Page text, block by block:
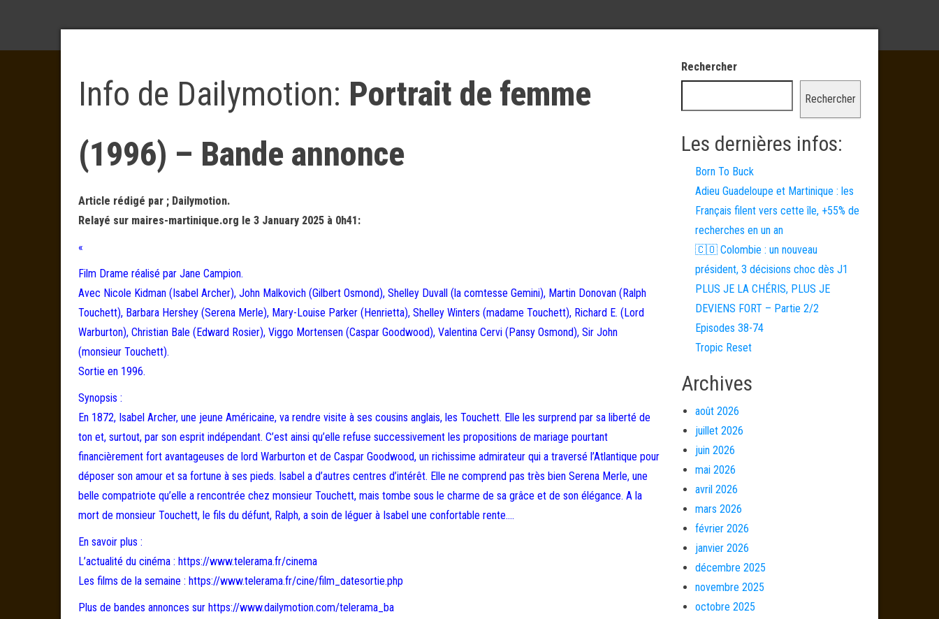
Info de Dailymotion: Portrait de femme
(1996) – Bande annonce
Article rédigé par ; Dailymotion.
Relayé sur maires-martinique.org le 3 January 2025 à 0h41:
«
Film Drame réalisé par Jane Campion.
Avec Nicole Kidman (Isabel Archer), John Malkovich (Gilbert Osmond), Shelley Duvall (la comtesse Gemini), Martin Donovan (Ralph
Touchett), Barbara Hershey (Serena Merle), Mary-Louise Parker (Henrietta), Shelley Winters (madame Touchett), Richard E. (Lord
Warburton), Christian Bale (Edward Rosier), Viggo Mortensen (Caspar Goodwood), Valentina Cervi (Pansy Osmond), Sir John
(monsieur Touchett).
Sortie en 1996.
Synopsis :
En 1872, Isabel Archer, une jeune Américaine, va rendre visite à ses cousins anglais, les Touchett. Elle les surprend par sa liberté de
ton et, surtout, par son esprit indépendant. C’est ainsi qu’elle refuse successivement les propositions de mariage pourtant
financièrement fort avantageuses de lord Warburton et de Caspar Goodwood, un richissime admirateur qui a traversé l’Atlantique pour
déposer son amour et sa fortune à ses pieds. Isabel a d’autres centres d’intérêt. Elle ne comprend pas très bien Serena Merle, une
belle compatriote qu’elle a rencontrée chez monsieur Touchett, mais tombe sous le charme de sa grâce et de son élégance. A la
mort de monsieur Touchett, le fils du défunt, Ralph, a soin de léguer à Isabel une confortable rente….
En savoir plus :
L’actualité du cinéma : https://www.telerama.fr/cinema
Les films de la semaine : https://www.telerama.fr/cine/film_datesortie.php
Plus de bandes annonces sur https://www.dailymotion.com/telerama_ba
Rechercher
Rechercher
Les dernières infos:
Born To Buck
Adieu Guadeloupe et Martinique : les
Français filent vers cette île, +55% de
recherches en un an
🇨🇴 Colombie : un nouveau
président, 3 décisions choc dès J1
PLUS JE LA CHÉRIS, PLUS JE
DEVIENS FORT – Partie 2/2
Episodes 38-74
Tropic Reset
Archives
août 2026
juillet 2026
juin 2026
mai 2026
avril 2026
mars 2026
février 2026
janvier 2026
décembre 2025
novembre 2025
octobre 2025